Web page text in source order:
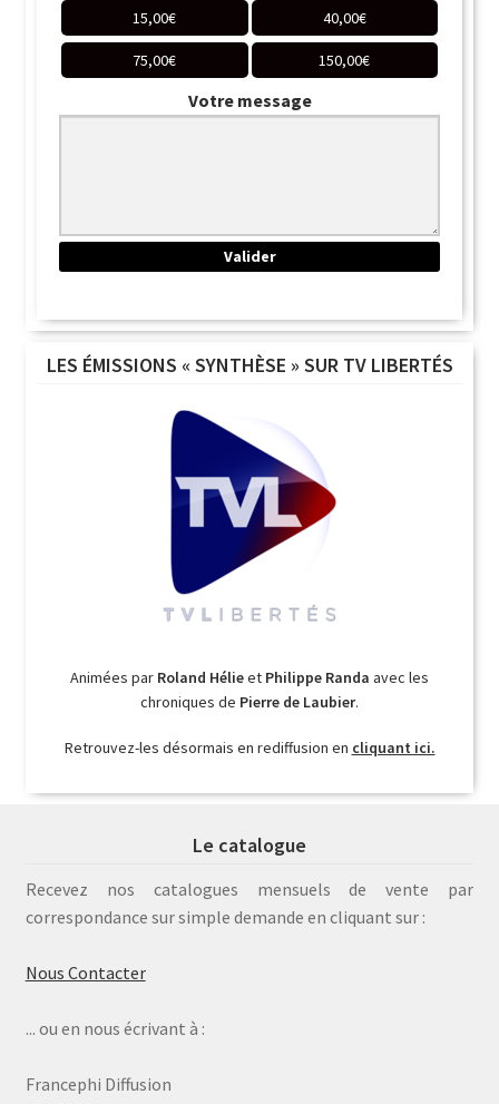
15,00€ 40,00€
75,00€ 150,00€
Votre message
LES ÉMISSIONS « SYNTHÈSE » SUR TV LIBERTÉS
Animées par Roland Hélieet Philippe Randa avec les
chroniques de Pierre de Laubier.
Retrouvez-les désormais en rediffusion en cliquant ici.
Le catalogue
Recevez nos catalogues mensuels de vente par
correspondance sur simple demande en cliquant sur :
Nous Contacter
... ou en nous écrivant à :
Francephi Diffusion